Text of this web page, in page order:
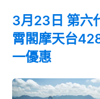
3月23日 第六
霄閣摩天台
一優惠